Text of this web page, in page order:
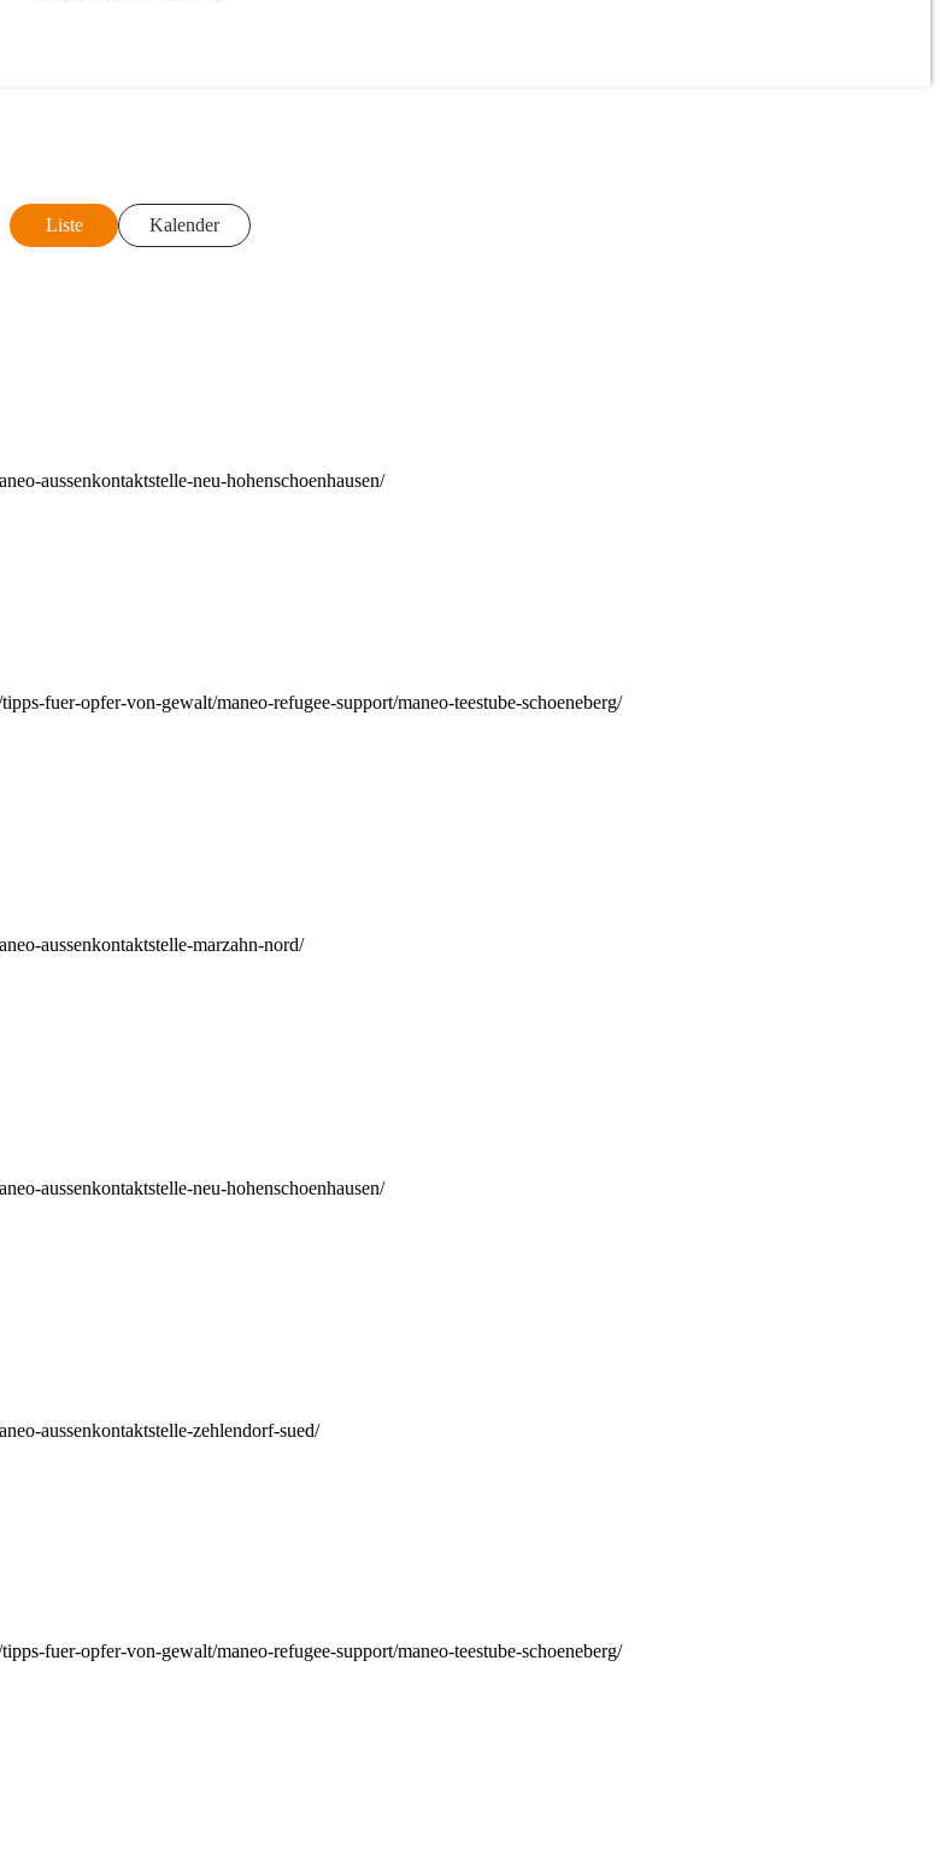
Liste Kalender
aussenkontaktstelle-neu-hohenschoenhausen/
fuer-opfer-von-gewalt/maneo-refugee-support/maneo-teestube-schoeneberg/
aussenkontaktstelle-marzahn-nord/
aussenkontaktstelle-neu-hohenschoenhausen/
aussenkontaktstelle-zehlendorf-sued/
fuer-opfer-von-gewalt/maneo-refugee-support/maneo-teestube-schoeneberg/